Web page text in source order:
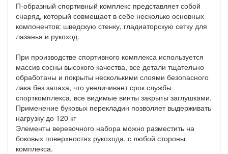
П-образный спортивный комплекс представляет собой
снаряд, который совмещает в себе несколько основных
компонентов: шведскую стенку, гладиаторскую сетку для
лазанья и рукоход.
При производстве спортивного комплекса используется
массив сосны высокого качества, все детали тщательно
обработаны и покрыты несколькими слоями безопасного
лака без запаха, что увеличивает срок службы
спорткомплекса, все видимые винты закрыты заглушками.
Применение буковых перекладин позволяет выдерживать
нагрузку до 120 кг
Элементы веревочного набора можно разместить на
боковых поверхностях рукохода, с любой стороны
комплекса.